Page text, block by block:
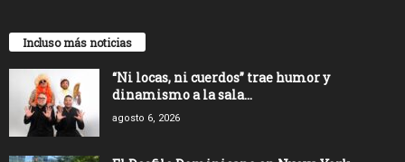
Incluso más noticias
“Ni locas, ni cuerdos” trae humor y
dinamismo a la sala...
agosto 6, 2026